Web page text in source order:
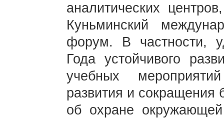
аналитических
Куньминский
форум. В частности,
Года устойчивого
учебных
развития и
об охране